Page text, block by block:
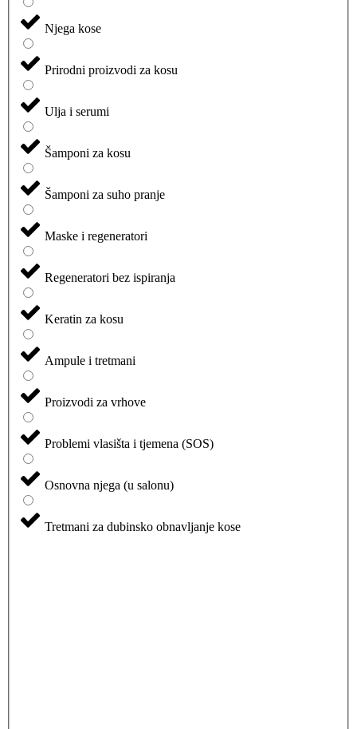
Njega kose
Prirodni proizvodi za kosu
Ulja i serumi
Šamponi za kosu
Šamponi za suho pranje
Maske i regeneratori
Regeneratori bez ispiranja
Keratin za kosu
Ampule i tretmani
Proizvodi za vrhove
Problemi vlasišta i tjemena (SOS)
Osnovna njega (u salonu)
Tretmani za dubinsko obnavljanje kose